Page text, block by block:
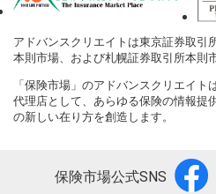
アドバンスクリエイトは東京証券取引
本則市場、および札幌証券取引所本則
「保険市場」のアドバンスクリエイ
代理店として、あらゆる保険の情報提
の新しい在り方を創造します。
保険市場公式SNS